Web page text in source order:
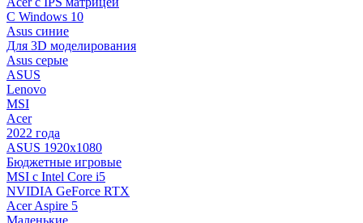
С Windows 10
Asus синие
Для 3D моделирования
Asus серые
ASUS
Lenovo
MSI
Acer
2022 года
ASUS 1920х1080
Бюджетные игровые
MSI с Intel Core i5
NVIDIA GeForce RTX
Acer Aspire 5
Маленькие